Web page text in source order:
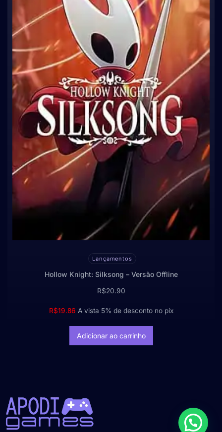
Lançamentos
Hollow Knight: Silksong – Versão Offline
R$20.90
R$19.86 A vista 5% de desconto no pix
Adicionar ao carrinho